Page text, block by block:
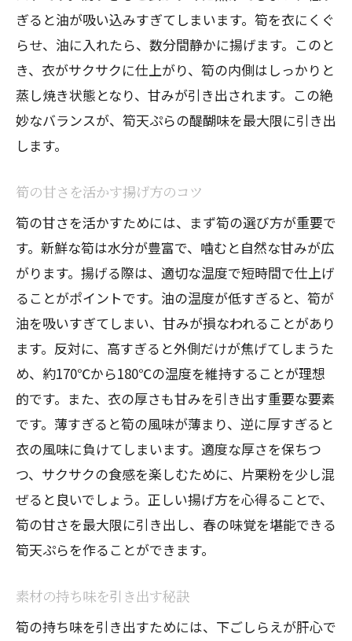
ぎると油が吸い込みすぎてしまいます。筍を衣にくぐ
らせ、油に入れたら、数分間静かに揚げます。このと
き、衣がサクサクに仕上がり、筍の内側はしっかりと
蒸し焼き状態となり、甘みが引き出されます。この絶
妙なバランスが、筍天ぷらの醍醐味を最大限に引き出
します。
筍の甘さを活かす揚げ方のコツ
筍の甘さを活かすためには、まず筍の選び方が重要で
す。新鮮な筍は水分が豊富で、噛むと自然な甘みが広
がります。揚げる際は、適切な温度で短時間で仕上げ
ることがポイントです。油の温度が低すぎると、筍が
油を吸いすぎてしまい、甘みが損なわれることがあり
ます。反対に、高すぎると外側だけが焦げてしまうた
め、約170℃から180℃の温度を維持することが理想
的です。また、衣の厚さも甘みを引き出す重要な要素
です。薄すぎると筍の風味が薄まり、逆に厚すぎると
衣の風味に負けてしまいます。適度な厚さを保ちつ
つ、サクサクの食感を楽しむために、片栗粉を少し混
ぜると良いでしょう。正しい揚げ方を心得ることで、
筍の甘さを最大限に引き出し、春の味覚を堪能できる
筍天ぷらを作ることができます。
素材の持ち味を引き出す秘訣
筍の持ち味を引き出すためには、下ごしらえが肝心で